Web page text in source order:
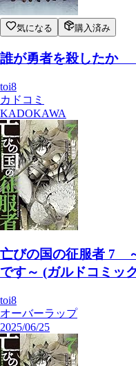
気になる 購入済み
誰が勇者を殺したか
toi8
カドコミ
KADOKAWA
亡びの国の征服者 7
です～ (ガルドコミッ
toi8
オーバーラップ
2025/06/25